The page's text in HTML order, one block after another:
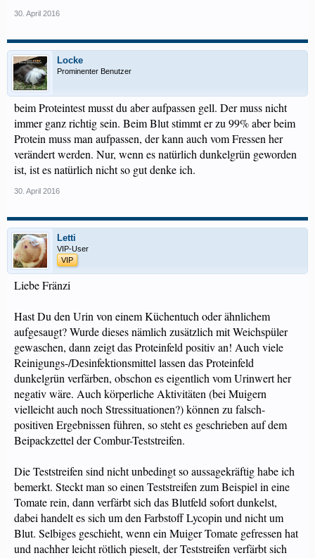
30. April 2016
Locke
Prominenter Benutzer
beim Proteintest musst du aber aufpassen gell. Der muss nicht
immer ganz richtig sein. Beim Blut stimmt er zu 99% aber beim
Protein muss man aufpassen, der kann auch vom Fressen her
verändert werden. Nur, wenn es natürlich dunkelgrün geworden
ist, ist es natürlich nicht so gut denke ich.
30. April 2016
Letti
VIP-User
VIP
Liebe Fränzi
Hast Du den Urin von einem Küchentuch oder ähnlichem
aufgesaugt? Wurde dieses nämlich zusätzlich mit Weichspüler
gewaschen, dann zeigt das Proteinfeld positiv an! Auch viele
Reinigungs-/Desinfektionsmittel lassen das Proteinfeld
dunkelgrün verfärben, obschon es eigentlich vom Urinwert her
negativ wäre. Auch körperliche Aktivitäten (bei Muigern
vielleicht auch noch Stressituationen?) können zu falsch-
positiven Ergebnissen führen, so steht es geschrieben auf dem
Beipackzettel der Combur-Teststreifen.
Die Teststreifen sind nicht unbedingt so aussagekräftig habe ich
bemerkt. Steckt man so einen Teststreifen zum Beispiel in eine
Tomate rein, dann verfärbt sich das Blutfeld sofort dunkelst,
dabei handelt es sich um den Farbstoff Lycopin und nicht um
Blut. Selbiges geschieht, wenn ein Muiger Tomate gefressen hat
und nachher leicht rötlich pieselt, der Teststreifen verfärbt sich